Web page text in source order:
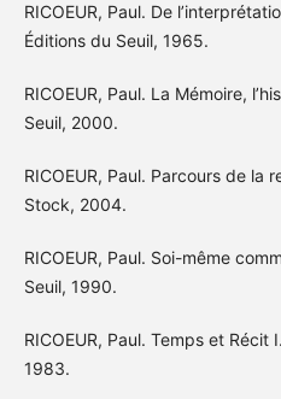
RICOEUR, Paul. De
Éditions du Seuil, 1965.
RICOEUR, Paul. La Mémoire,
Seuil, 2000.
RICOEUR, Paul. Parcours de la
Stock, 2004.
RICOEUR, Paul. Soi-même
Seuil, 1990.
RICOEUR, Paul. Temps et Récit
1983.